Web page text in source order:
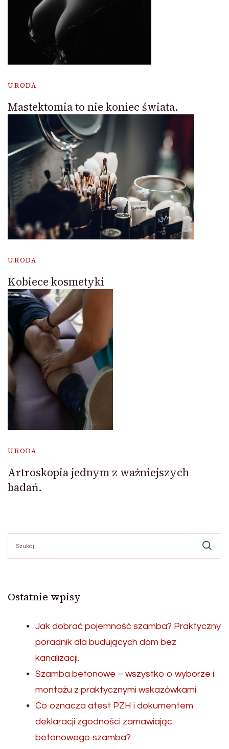
URODA
Mastektomia to nie koniec świata.
URODA
Kobiece kosmetyki
URODA
Artroskopia jednym z ważniejszych
badań.
Ostatnie wpisy
Jak dobrać pojemność szamba? Praktyczny
poradnik dla budujących dom bez
kanalizacji.
Szamba betonowe – wszystko o wyborze i
montażu z praktycznymi wskazówkami
Co oznacza atest PZH i dokumentem
deklaracji zgodności zamawiając
betonowego szamba?